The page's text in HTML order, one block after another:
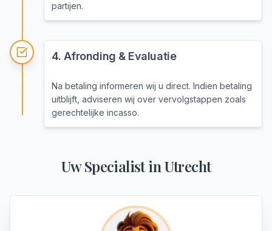
partijen.
4. Afronding & Evaluatie
Na betaling informeren wij u direct. Indien betaling
uitblijft, adviseren wij over vervolgstappen zoals
gerechtelijke incasso.
Uw Specialist inUtrecht